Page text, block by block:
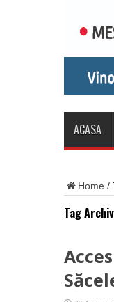
ACASA
Home /
Tag